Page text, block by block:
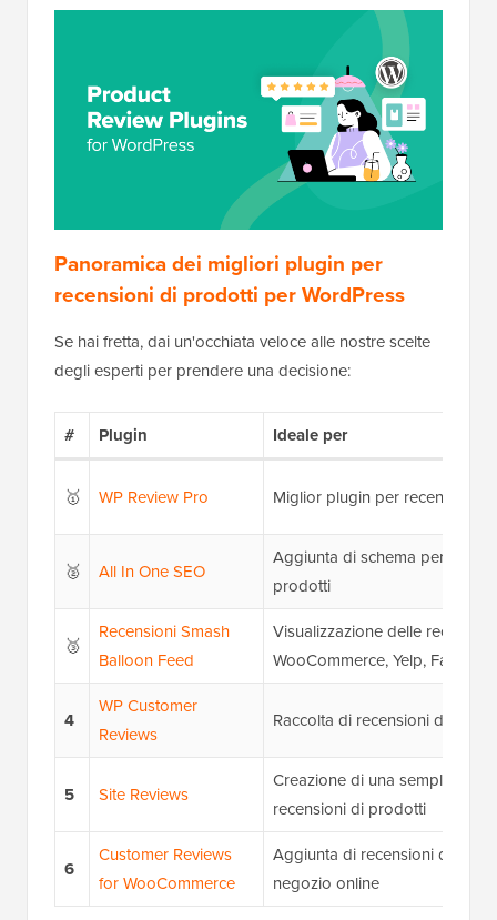
Panoramica dei migliori plugin per
recensioni di prodotti per WordPress
Se hai fretta, dai un'occhiata veloce alle nostre scelte
degli esperti per prendere una decisione:
# Plugin Ideale per
🥇 WP Review Pro Miglior plugin per recensioni
🥈 All In One SEO
Aggiunta di schema per
prodotti
🥉
Recensioni Smash
Balloon Feed
Visualizzazione delle
WooCommerce, Yelp,
4
WP Customer
Reviews
Raccolta di recensioni dei
5 Site Reviews
Creazione di una semplice
recensioni di prodotti
6
Customer Reviews
for WooCommerce
Aggiunta di recensioni
negozio online